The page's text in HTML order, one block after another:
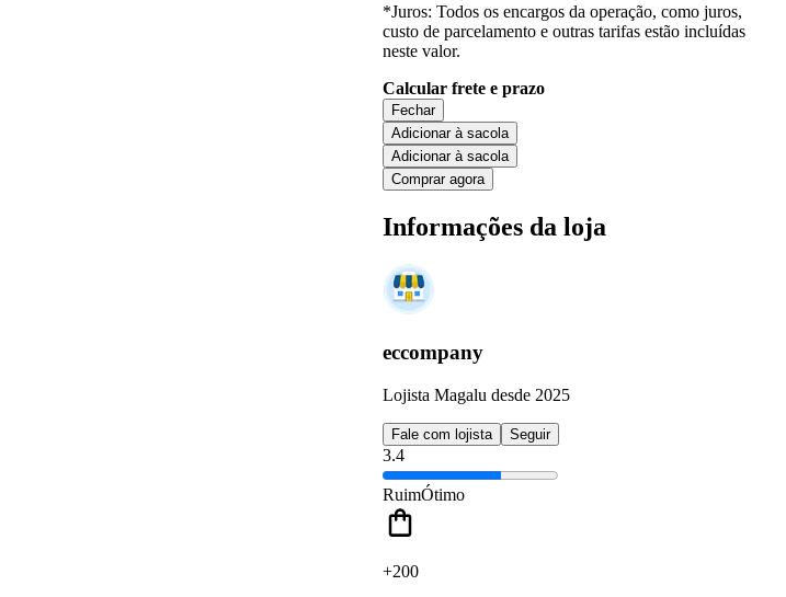
*Juros: Todos os encargos da operação, como juros,
custo de parcelamento e outras tarifas estão incluídas
neste valor.
Calcular frete e prazo
Fechar
Adicionar à sacola
Adicionar à sacola
Comprar agora
Informações da loja
eccompany
Lojista Magalu desde 2025
Fale com lojista Seguir
3.4
RuimÓtimo
+200